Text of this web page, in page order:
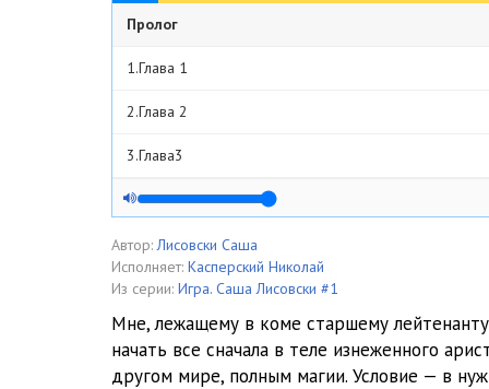
Пролог
1.Глава 1
2.Глава 2
3.Глава3
4.Глава 4
5.Глава 5
6.Глава 6
7.Глава 7
8.Глава 8
Автор: Лисовски Саша
Исполняет: Касперский Николай
Из серии: Игра. Саша Лисовски #1
Мне, лежащему в коме старшему
начать все сначала в теле изнеженного
другом мире, полным магии. Условие — в